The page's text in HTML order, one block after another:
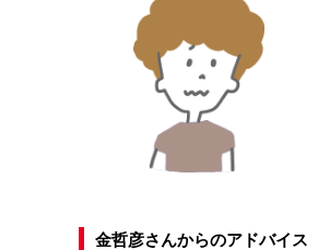
金哲彦さんからのアドバイス